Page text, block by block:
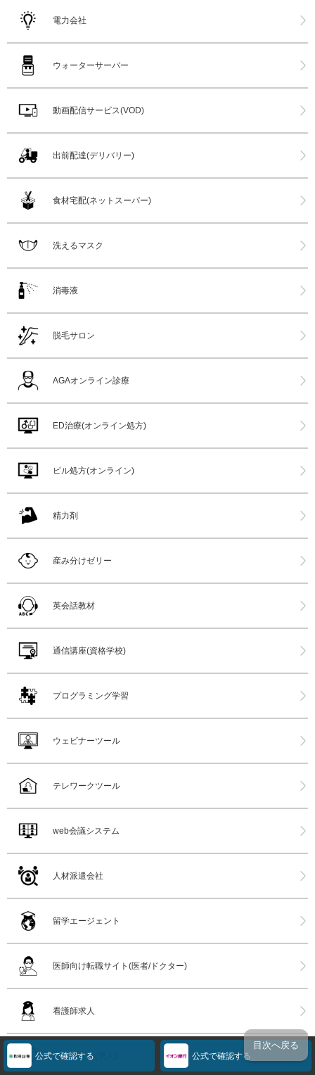
公式で確認する 公式で確認する
電力会社
ウォーターサーバー
動画配信サービス(VOD)
出前配達(デリバリー)
食材宅配(ネットスーパー)
洗えるマスク
消毒液
脱毛サロン
AGAオンライン診療
ED治療(オンライン処方)
ピル処方(オンライン)
精力剤
産み分けゼリー
英会話教材
通信講座(資格学校)
プログラミング学習
ウェビナーツール
テレワークツール
web会議システム
人材派遣会社
留学エージェント
医師向け転職サイト(医者/ドクター)
看護師求人
バイト探し(求人)
目次へ戻る